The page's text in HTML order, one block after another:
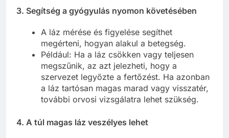
3. Segítség a gyógyulás nyomon követésében
A láz mérése és figyelése segíthet
megérteni, hogyan alakul a betegség.
Például: Ha a láz csökken vagy teljesen
megszűnik, az azt jelezheti, hogy a
szervezet legyőzte a fertőzést. Ha azonban
a láz tartósan magas marad vagy visszatér,
további orvosi vizsgálatra lehet szükség.
4. A túl magas láz veszélyes lehet